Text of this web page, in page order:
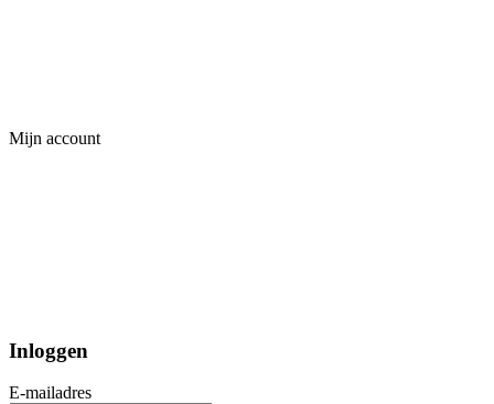
Mijn account
Inloggen
E-mailadres